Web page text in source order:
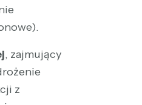
, zajmujący
z